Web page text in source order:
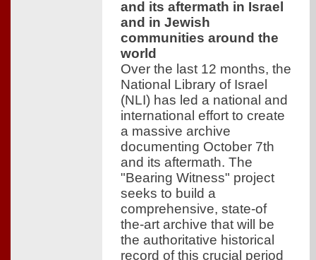
and its aftermath in Israel
and in Jewish
communities around the
world
Over the last 12 months, the
National Library of Israel
(NLI) has led a national and
international effort to create
a massive archive
documenting October 7th
and its aftermath. The
"Bearing Witness" project
seeks to build a
comprehensive, state-of
the-art archive that will be
the authoritative historical
record of this crucial period